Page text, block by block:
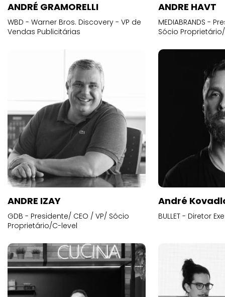
ANDRÉ GRAMORELLI
WBD - Warner Bros. Discovery - VP de
Vendas Publicitárias
ANDRE HAVT
MEDIABRANDS -
Sócio
ANDRE IZAY
GDB - Presidente/ CEO / VP/ Sócio
Proprietário/C-level
André
BULLET - Diretor